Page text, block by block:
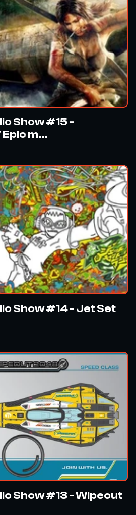
Show #15 -
m...
Show #14 - Jet Set
Show #13 - Wipeout